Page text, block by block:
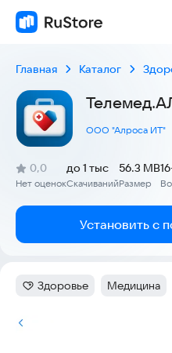
Главная Каталог
ООО "Алроса ИТ"
Рейтинг:
0,0
(
Нет оценок
)
Скачиваний
до 1 тыс
Размер
56.3 MB
Установить с
Категория:
Здоровье Тег:
Медицина
Скриншоты